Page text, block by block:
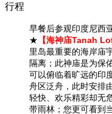
行程
早餐后参观印度尼西
★ 【海神庙Tanah Lot
里岛最重要的海岸庙
隔离；此神庙是为保
可以俯临着旷远的印
舟区泛舟，此时安排
轻快、欢乐精彩却无
带雨林；您更可看到